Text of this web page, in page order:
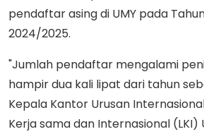
pendaftar asing di UMY pada
2024/2025.
"Jumlah pendaftar mengalami
hampir dua kali lipat dari tahun
Kepala Kantor Urusan
Kerja sama dan Internasional (LKI)